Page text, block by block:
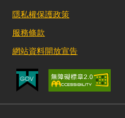
隱私權保護政策
服務條款
網站資料開放宣告